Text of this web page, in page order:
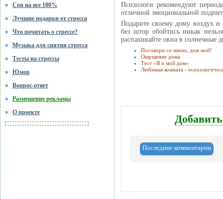
Сон на все 100%
Лучшие подарки от стресса
Что почитать о стрессе?
Музыка для снятия стресса
Тесты на стрессы
Юмор
Вопрос-ответ
Размещение рекламы
О проекте
Психологи рекомендуют
отличной эмоциональной
Подарите своему дому воздух
без штор обойтись никак
распахивайте окна в солнечные
Поговори со мною, дом мой!
Ощущение дома
Тест «Я и мой дом»
Любимая комната -
Последние комментарии